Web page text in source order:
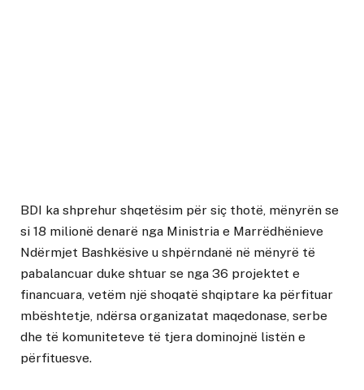
BDI ka shprehur shqetësim për siç thotë, mënyrën se
si 18 milionë denarë nga Ministria e Marrëdhënieve
Ndërmjet Bashkësive u shpërndanë në mënyrë të
pabalancuar duke shtuar se nga 36 projektet e
financuara, vetëm një shoqatë shqiptare ka përfituar
mbështetje, ndërsa organizatat maqedonase, serbe
dhe të komuniteteve të tjera dominojnë listën e
përfituesve.